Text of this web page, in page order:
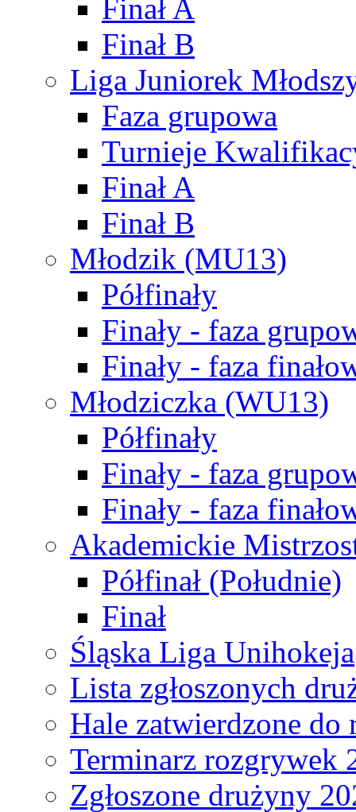
Finał A
Finał B
Liga Juniorek
Faza grupowa
Turnieje
Finał A
Finał B
Młodzik (MU13)
Półfinały
Finały - faza
Finały - faza
Młodziczka (WU13)
Półfinały
Finały - faza
Finały - faza
Akademickie
Półfinał (Południe)
Finał
Śląska Liga Unihokeja
Lista zgłoszonych
Hale zatwierdzone do
Terminarz rozgrywek
Zgłoszone drużyny